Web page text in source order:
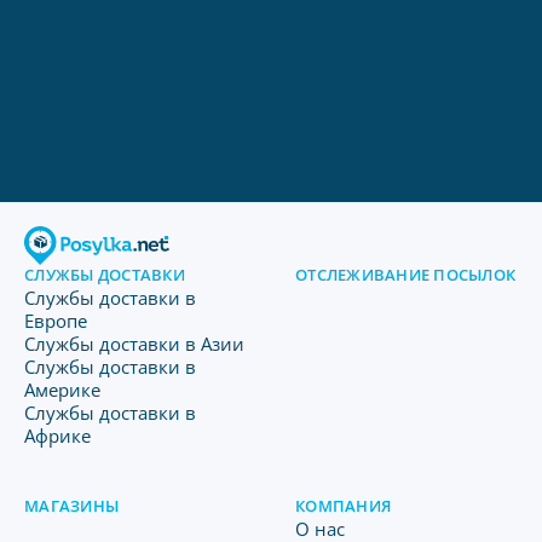
СЛУЖБЫ ДОСТАВКИ
Службы доставки в
Европе
Службы доставки в Азии
Службы доставки в
Америке
Службы доставки в
Африке
ОТСЛЕЖИВАНИЕ ПОСЫЛОК
МАГАЗИНЫ КОМПАНИЯ
O нас